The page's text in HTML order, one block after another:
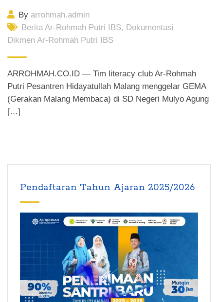
By arrohmah.admin
Berita Ar-Rohmah Putri IBS, Dokumentasi
Dikmen Ar-Rohmah Putri IBS
ARROHMAH.CO.ID — Tim literacy club Ar-Rohmah
Putri Pesantren Hidayatullah Malang menggelar GEMA
(Gerakan Malang Membaca) di SD Negeri Mulyo Agung
[…]
Pendaftaran Tahun Ajaran 2025/2026